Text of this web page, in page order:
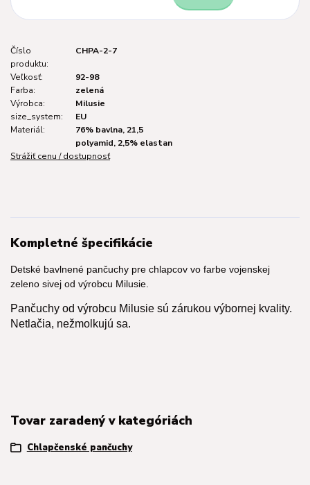
Číslo
produktu:
CHPA-2-7
Veľkosť:
92-98
Farba:
zelená
Výrobca:
Milusie
size_system:
EU
Materiál:
76% bavlna, 21,5
polyamid, 2,5% elastan
Strážiť cenu / dostupnosť
Kompletné špecifikácie
Detské bavlnené pančuchy pre chlapcov vo farbe vojenskej
zeleno sivej od výrobcu Milusie.
Pančuchy od výrobcu Milusie sú zárukou výbornej kvality.
Netlačia, nežmolkujú sa.
Tovar zaradený v kategóriách
Chlapčenské pančuchy